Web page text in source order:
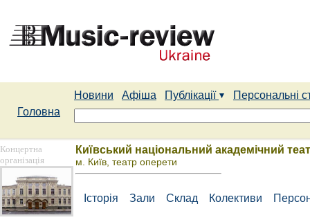
Новини Афіша Публікації
Персональні
Головна
Концертна
організація
Київський національний академічний
м. Київ, театр оперети
Історія Зали Склад Колективи